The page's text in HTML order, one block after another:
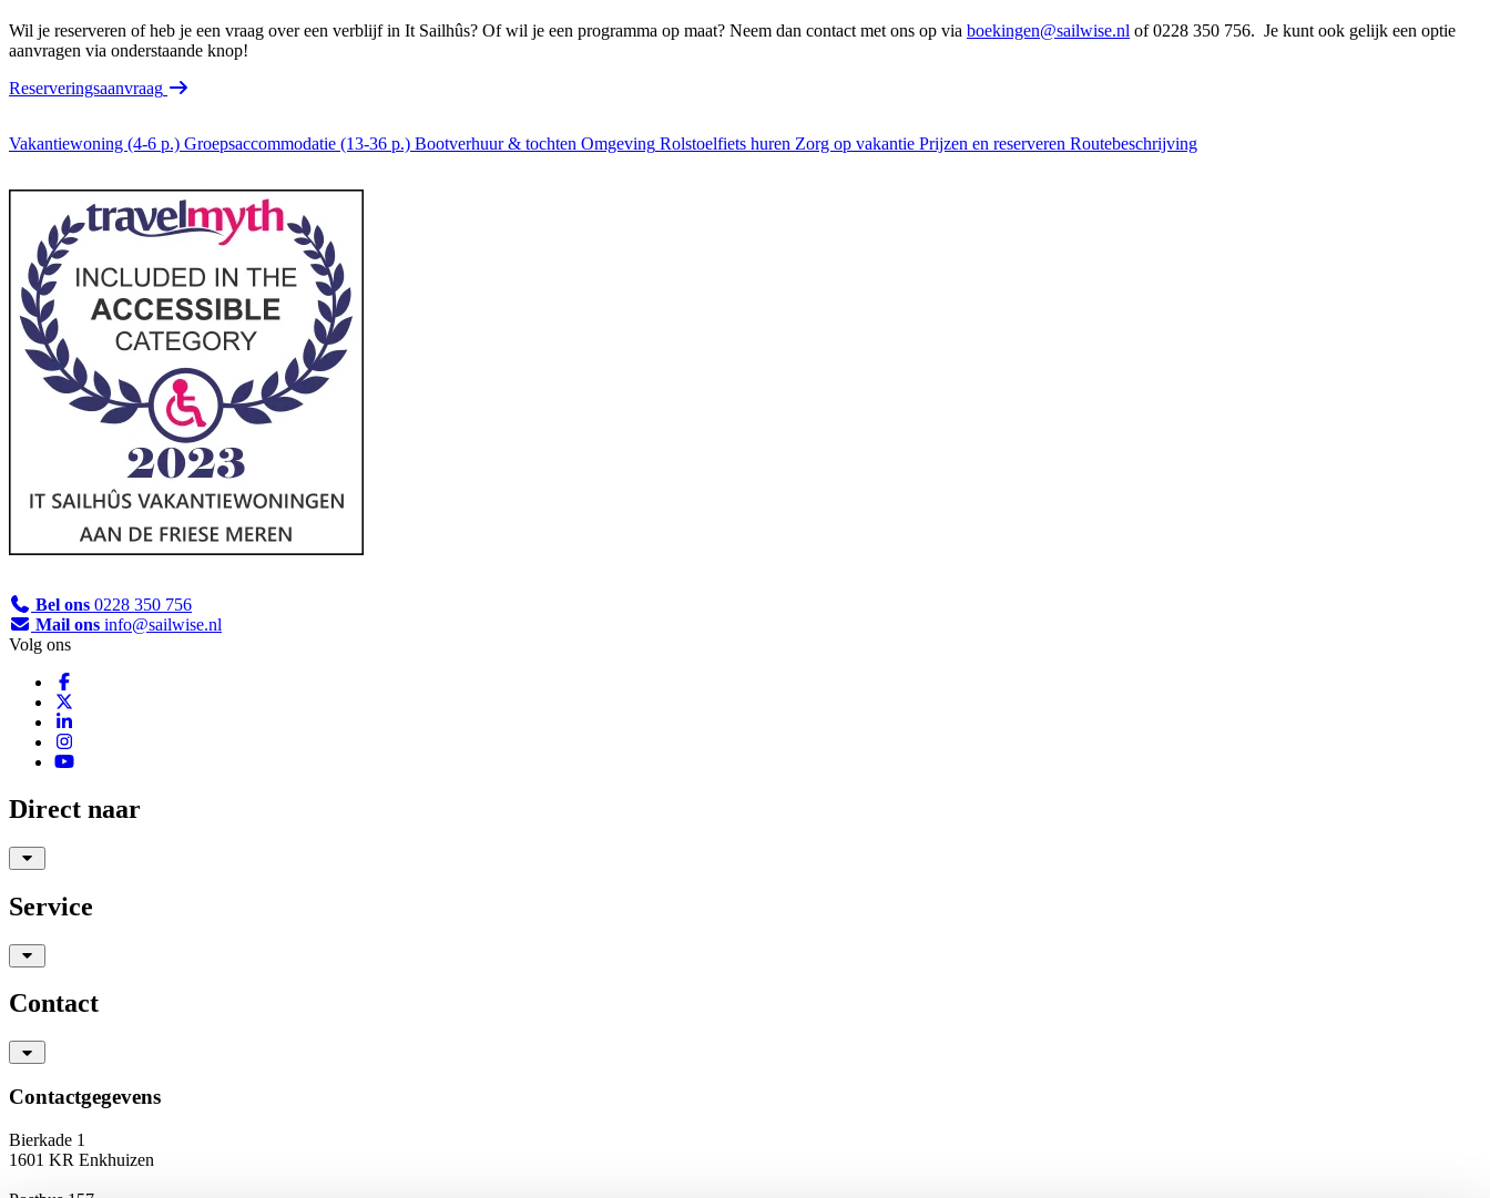
Wil je reserveren of heb je een vraag over een verblijf in It Sailhûs? Of wil je een programma op maat? Neem dan contact met ons op via boekingen@sailwise.nl of 0228 350 756. Je kunt ook gelijk een optie
aanvragen via onderstaande knop!
Reserveringsaanvraag
Vakantiewoning (4-6 p.) Groepsaccommodatie (13-36 p.) Bootverhuur & tochten Omgeving Rolstoelfiets huren Zorg op vakantie Prijzen en reserveren Routebeschrijving
Bel ons 0228 350 756
Mail ons info@sailwise.nl
Volg ons
Direct naar
Service
Contact
Contactgegevens
Bierkade 1
1601 KR Enkhuizen